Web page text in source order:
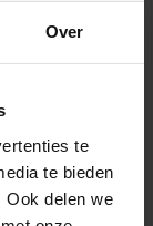
Over
te
te bieden
Ook delen we